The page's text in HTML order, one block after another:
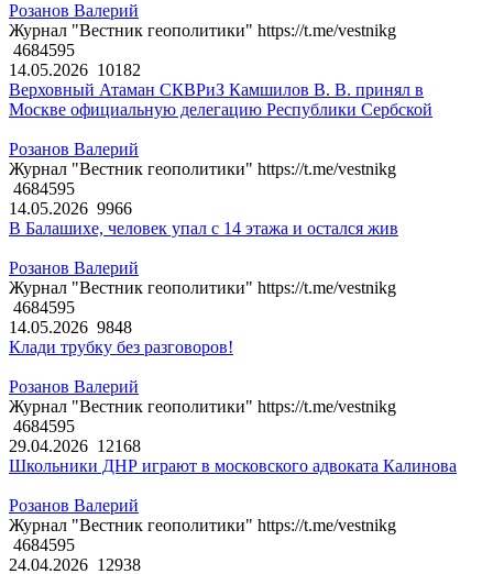
Розанов Валерий
Журнал "Вестник геополитики" https://t.me/vestnikg
4684595
14.05.2026 10182
Верховный Атаман СКВРиЗ Камшилов В. В. принял в
Москве официальную делегацию Республики Сербской
Розанов Валерий
Журнал "Вестник геополитики" https://t.me/vestnikg
4684595
14.05.2026 9966
В Балашихе, человек упал с 14 этажа и остался жив
Розанов Валерий
Журнал "Вестник геополитики" https://t.me/vestnikg
4684595
14.05.2026 9848
Клади трубку без разговоров!
Розанов Валерий
Журнал "Вестник геополитики" https://t.me/vestnikg
4684595
29.04.2026 12168
Школьники ДНР играют в московского адвоката Калинова
Розанов Валерий
Журнал "Вестник геополитики" https://t.me/vestnikg
4684595
24.04.2026 12938